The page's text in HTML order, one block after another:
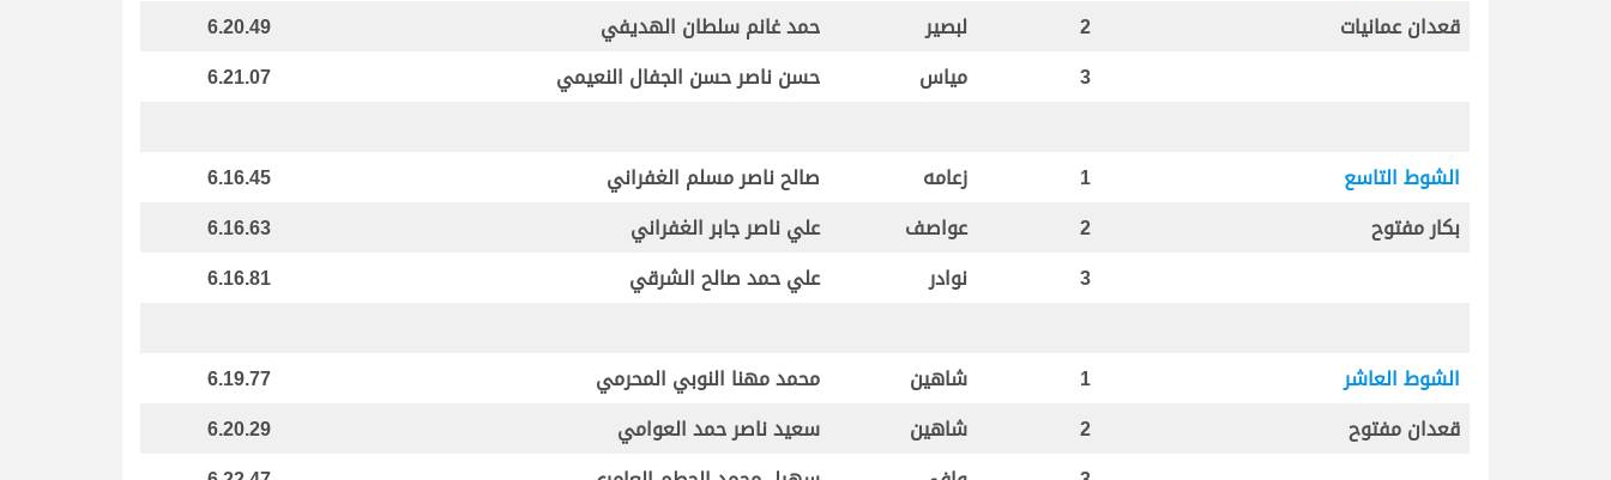
قعدان عمانيات
2 لبصير حمد غانم سلطان الهديفي
6.20.49
3
مياس حسن ناصر حسن الجفال النعيمي 6.21.07
الشوط التاسع 1 زعامه صالح ناصر مسلم الغفراني
6.16.45
بكار مفتوح
2 عواصف علي ناصر جابر الغفراني
6.16.63
3
نوادر علي حمد صالح الشرقي 6.16.81
الشوط العاشر 1 شاهين محمد مهنا النوبي المحرمي
6.19.77
قعدان مفتوح
2 شاهين سعيد ناصر حمد العوامي
6.20.29